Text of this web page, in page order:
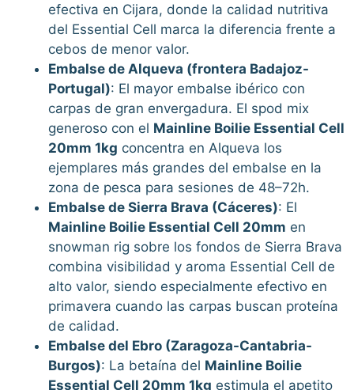
efectiva en Cijara, donde la calidad nutritiva
del Essential Cell marca la diferencia frente a
cebos de menor valor.
Embalse de Alqueva (frontera Badajoz-
Portugal): El mayor embalse ibérico con
carpas de gran envergadura. El spod mix
generoso con el Mainline Boilie Essential Cell
20mm 1kg concentra en Alqueva los
ejemplares más grandes del embalse en la
zona de pesca para sesiones de 48–72h.
Embalse de Sierra Brava (Cáceres): El
Mainline Boilie Essential Cell 20mm en
snowman rig sobre los fondos de Sierra Brava
combina visibilidad y aroma Essential Cell de
alto valor, siendo especialmente efectivo en
primavera cuando las carpas buscan proteína
de calidad.
Embalse del Ebro (Zaragoza-Cantabria-
Burgos): La betaína del Mainline Boilie
Essential Cell 20mm 1kg estimula el apetito